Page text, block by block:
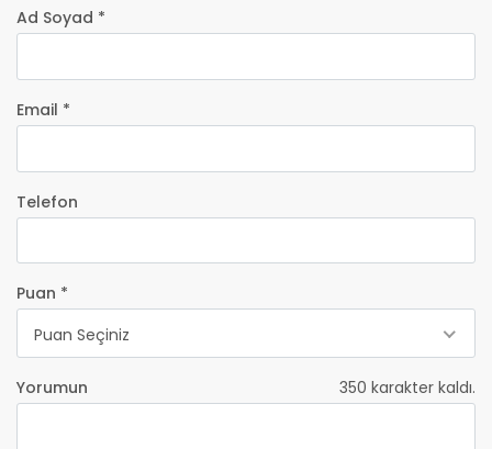
Ad Soyad *
Email *
Telefon
Puan *
Puan Seçiniz
Yorumun 350 karakter kaldı.